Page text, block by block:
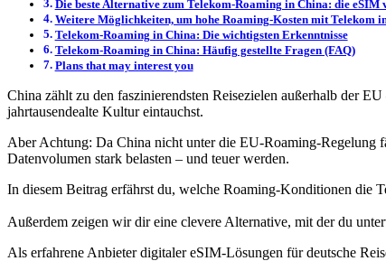
Die beste Alternative zum Telekom-Roaming in China: die eSIM
Weitere Möglichkeiten, um hohe Roaming-Kosten mit Telekom
Telekom-Roaming in China: Die wichtigsten Erkenntnisse
Telekom-Roaming in China: Häufig gestellte Fragen (FAQ)
Plans that may interest you
China zählt zu den faszinierendsten Reisezielen außerhalb der
jahrtausendealte Kultur eintauchst.
Aber Achtung: Da China nicht unter die EU-Roaming-Regelung
Datenvolumen stark belasten – und teuer werden.
In diesem Beitrag erfährst du, welche Roaming-Konditionen die
Außerdem zeigen wir dir eine clevere Alternative, mit der du
Als erfahrene Anbieter digitaler eSIM-Lösungen für deutsche